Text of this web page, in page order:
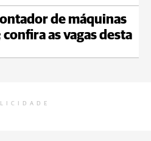
de máquinas
as vagas desta